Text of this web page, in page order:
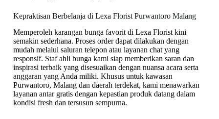
Kepraktisan Berbelanja di Lexa Florist Purwantoro Malang
Memperoleh karangan bunga favorit di Lexa Florist kini
semakin sederhana. Proses order dapat dilakukan dengan
mudah melalui saluran telepon atau layanan chat yang
responsif. Staf ahli bunga kami siap memberikan saran dan
inspirasi terbaik yang disesuaikan dengan nuansa acara serta
anggaran yang Anda miliki. Khusus untuk kawasan
Purwantoro, Malang dan daerah terdekat, kami menawarkan
layanan antar gratis dengan kepastian produk datang dalam
kondisi fresh dan tersusun sempurna.